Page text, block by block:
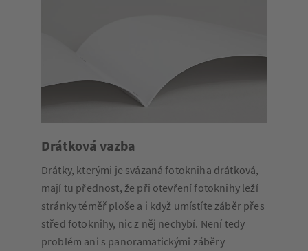
Drátková vazba
Drátky, kterými je svázaná fotokniha drátková,
mají tu přednost, že při otevření fotoknihy leží
stránky téměř ploše a i když umístíte záběr přes
střed fotoknihy, nic z něj nechybí. Není tedy
problém ani s panoramatickými záběry